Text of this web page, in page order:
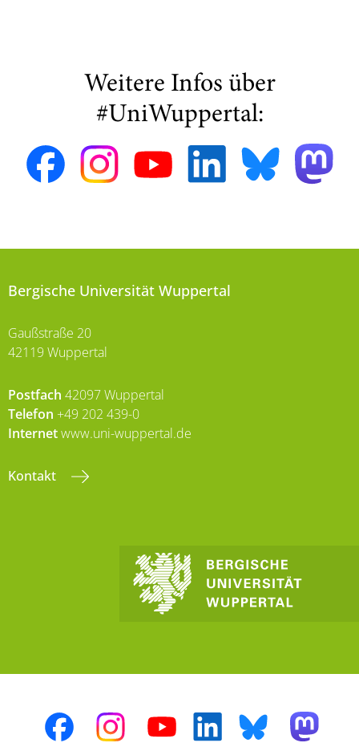
Weitere Infos über
#UniWuppertal:
Bergische Universität Wuppertal
Gaußstraße 20
42119 Wuppertal
Postfach 42097 Wuppertal
Telefon +49 202 439-0
Internetwww.uni-wuppertal.de
Kontakt